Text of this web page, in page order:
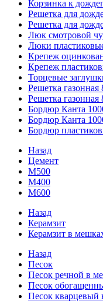
Корзинка к
Решетка для
Решетка для
Люк смотровой
Люки
Крепеж
Крепеж
Торцевые
Решетка газонная
Решетка газонная
Бордюр Канта
Бордюр Канта
Бордюр
Назад
Цемент
М500
М400
М600
Назад
Керамзит
Керамзит в
Назад
Песок
Песок речной в
Песок
Песок кварцевый